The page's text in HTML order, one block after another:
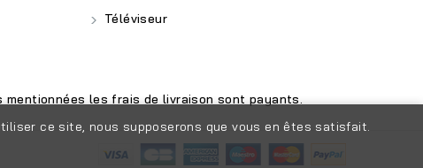
Téléviseur
ce site, nous supposerons que vous en êtes satisfait.
mentionnées les frais de livraison sont payants.